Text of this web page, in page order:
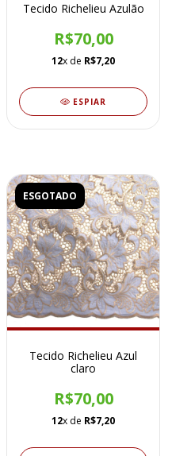
Tecido Richelieu Azulão
R$70,00
12x de R$7,20
ESPIAR
ESGOTADO
Tecido Richelieu Azul
claro
R$70,00
12x de R$7,20